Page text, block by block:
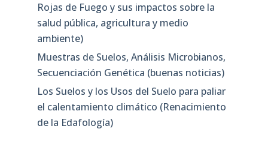
Rojas de Fuego y sus impactos sobre la
salud pública, agricultura y medio
ambiente)
Muestras de Suelos, Análisis Microbianos,
Secuenciación Genética (buenas noticias)
Los Suelos y los Usos del Suelo para paliar
el calentamiento climático (Renacimiento
de la Edafología)